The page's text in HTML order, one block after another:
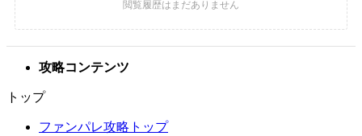
攻略コンテンツ
トップ
ファンパレ攻略トップ